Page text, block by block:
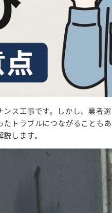
ス工事です。しかし、業者
トラブルにつながることも
します。